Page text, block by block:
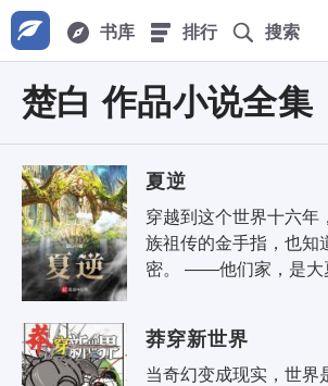
书库 排行 搜索
楚白 作品小说全集
夏逆
穿越到这个世界十六年
族祖传的金手指，也知
密。 ——他们家，是大
莽穿新世界
当奇幻变成现实，世界